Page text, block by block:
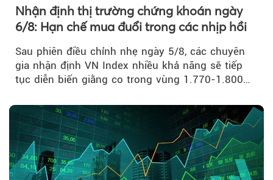
Nhận định thị trường chứng khoán ngày
6/8: Hạn chế mua đuổi trong các nhịp hồi
Sau phiên điều chỉnh nhẹ ngày 5/8, các chuyên
gia nhận định VN Index nhiều khả năng sẽ tiếp
tục diễn biến giằng co trong vùng 1.770-1.800